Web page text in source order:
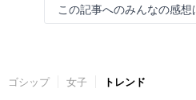
この記事へのみんなの感想
ゴシップ 女子 トレンド